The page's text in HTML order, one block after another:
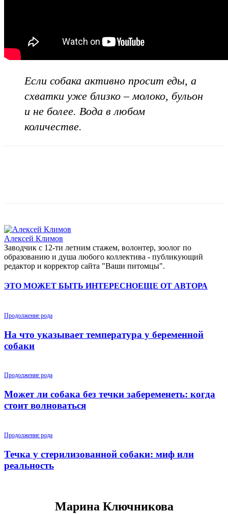
Если собака активно просит еды, а
схватки уже близко – молоко, бульон
и не более. Вода в любом
количестве.
Алексей Климов
Заводчик c 12-ти летним стажем, волонтер, зоолог по
образованию и душа любого коллектива - публикующий
редактор и корректор сайта "Ваши питомцы".
ЭТО МОЖЕТ БЫТЬ ИНТЕРЕСНОЕЩЕ ОТ АВТОРА
Продолжение рода
На что указывает температура у беременной
собаки
Продолжение рода
Может ли собака без течки забеременеть: когда
стоит волноваться
Продолжение рода
Течка у стерилизованной собаки: миф или
реальность
Марина Ключникова